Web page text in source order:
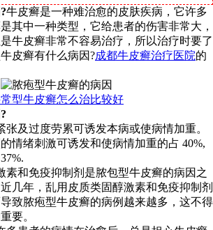
牛皮癣是一种难治愈的皮肤疾病，它许多
其中一种类型，它给患者的伤害非常大，
牛皮癣非常不容易治疗，所以治疗时要了
皮癣有什么病因?成都牛皮癣治疗医院的
型牛皮癣怎么治比较好
张及过度劳累可诱发本病或使病情加重。
情绪刺激可诱发和使病情加重的占 40%,
素和免疫抑制剂是脓包型牛皮癣的病因之
几年，乱用皮质类固醇激素和免疫抑制剂
致脓疱型牛皮癣的病例越来越多，这不得
要。